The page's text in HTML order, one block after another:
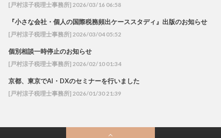
[戸村涼子税理士事務所] 2026/03/16 06:58
『小さな会社・個人の国際税務頻出ケーススタディ』出版のお知らせ
[戸村涼子税理士事務所] 2026/03/04 05:52
個別相談一時停止のお知らせ
[戸村涼子税理士事務所] 2026/02/10 01:34
京都、東京でAI・DXのセミナーを行いました
[戸村涼子税理士事務所] 2026/01/30 21:39